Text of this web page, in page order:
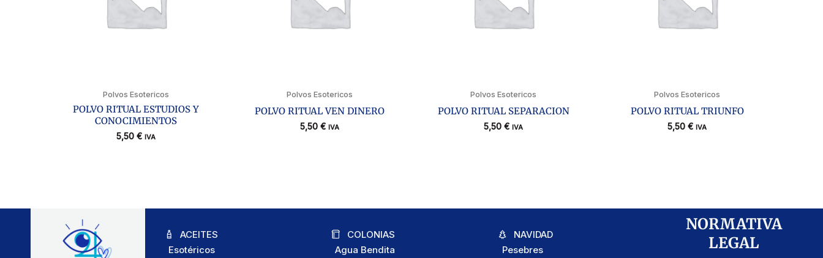
Polvos Esotericos
POLVO RITUAL ESTUDIOS Y
CONOCIMIENTOS
5,50 € IVA
Polvos Esotericos
POLVO RITUAL VEN DINERO
5,50 € IVA
Polvos Esotericos
POLVO RITUAL SEPARACION
5,50 € IVA
Polvos Esotericos
POLVO RITUAL TRIUNFO
5,50 € IVA
ACEITES
Esotéricos
COLONIAS
Agua Bendita
NAVIDAD
Pesebres
NORMATIVA
LEGAL